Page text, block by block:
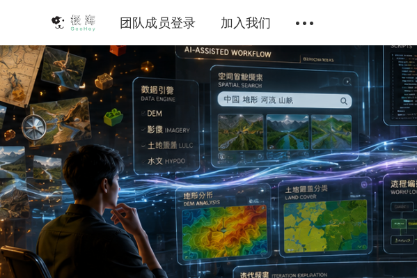
团队成员登录 加入我们